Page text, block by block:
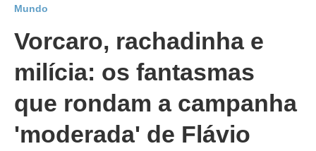
Mundo
Vorcaro, rachadinha e
milícia: os fantasmas
que rondam a campanha
'moderada' de Flávio